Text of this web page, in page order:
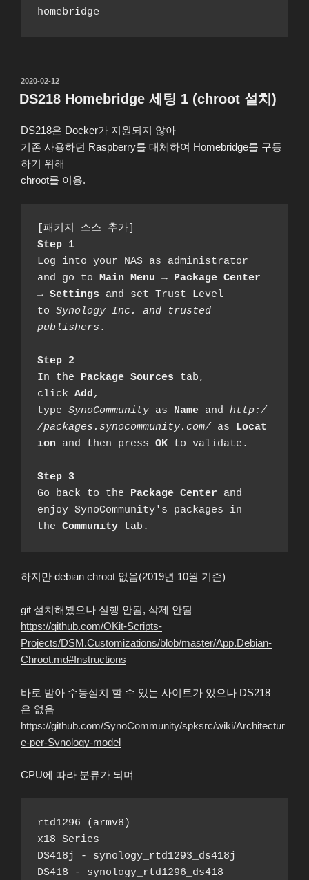
homebridge
작
성
일
2020-02-12
DS218 Homebridge 세팅 1 (chroot 설치)
DS218은 Docker가 지원되지 않아
기존 사용하던 Raspberry를 대체하여 Homebridge를 구동
하기 위해
chroot를 이용.
[패키지 소스 추가]
Step 1
Log into your NAS as administrator
and go to Main Menu → Package Center
→ Settings and set Trust Level
to Synology Inc. and trusted
publishers .
Step 2
In the Package Sources tab,
click Add,
type SynoCommunity as Name and http:/
/packages.synocommunity.com/ as Locat
ion and then press OK to validate.
Step 3
Go back to the Package Center and
enjoy SynoCommunity's packages in
the Community tab.
하지만 debian chroot 없음(2019년 10월 기준)
git 설치해봤으나 실행 안됨, 삭제 안됨
https://github.com/OKit-Scripts-
Projects/DSM.Customizations/blob/master/App.Debian-
Chroot.md#Instructions
바로 받아 수동설치 할 수 있는 사이트가 있으나 DS218
은 없음
https://github.com/SynoCommunity/spksrc/wiki/Architectur
e-per-Synology-model
CPU에 따라 분류가 되며
rtd1296 (armv8)
x18 Series
DS418j - synology_rtd1293_ds418j
DS418 - synology_rtd1296_ds418